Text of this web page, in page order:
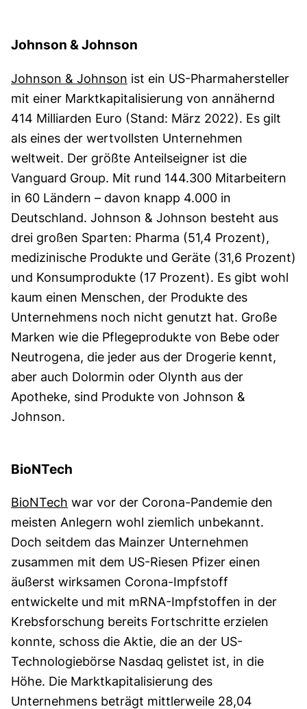
Johnson & Johnson
Johnson & Johnson ist ein US-Pharmahersteller
mit einer Marktkapitalisierung von annähernd
414 Milliarden Euro (Stand: März 2022). Es gilt
als eines der wertvollsten Unternehmen
weltweit. Der größte Anteilseigner ist die
Vanguard Group. Mit rund 144.300 Mitarbeitern
in 60 Ländern – davon knapp 4.000 in
Deutschland. Johnson & Johnson besteht aus
drei großen Sparten: Pharma (51,4 Prozent),
medizinische Produkte und Geräte (31,6 Prozent)
und Konsumprodukte (17 Prozent). Es gibt wohl
kaum einen Menschen, der Produkte des
Unternehmens noch nicht genutzt hat. Große
Marken wie die Pflegeprodukte von Bebe oder
Neutrogena, die jeder aus der Drogerie kennt,
aber auch Dolormin oder Olynth aus der
Apotheke, sind Produkte von Johnson &
Johnson.
BioNTech
BioNTech war vor der Corona-Pandemie den
meisten Anlegern wohl ziemlich unbekannt.
Doch seitdem das Mainzer Unternehmen
zusammen mit dem US-Riesen Pfizer einen
äußerst wirksamen Corona-Impfstoff
entwickelte und mit mRNA-Impfstoffen in der
Krebsforschung bereits Fortschritte erzielen
konnte, schoss die Aktie, die an der US-
Technologiebörse Nasdaq gelistet ist, in die
Höhe. Die Marktkapitalisierung des
Unternehmens beträgt mittlerweile 28,04